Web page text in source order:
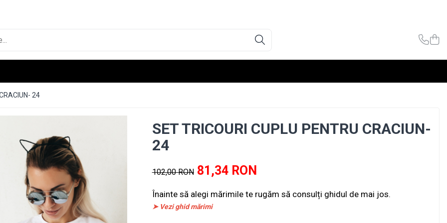
24
SET TRICOURI CUPLU PENTRU CRACIUN-
24
102,00 RON 81,34 RON
Înainte să alegi mărimile te rugăm să consulți ghidul de mai jos.
➤ Vezi ghid mărimi